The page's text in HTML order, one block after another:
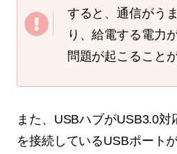
すると、通信がう
り、給電する電力
問題が起こること
また、USBハブがUSB3.0
を接続しているUSBポート